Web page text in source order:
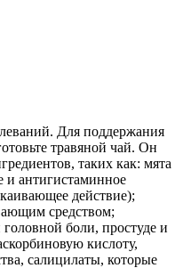
Для поддержания
травяной чай. Он
таких как: мята
и антигистаминное
действие);
средством;
боли, простуде и
кислоту,
салицилаты, которые